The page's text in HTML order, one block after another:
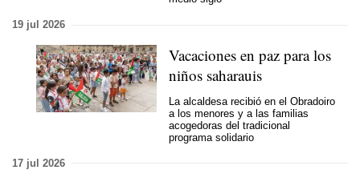
19 jul 2026
Vacaciones en paz para los
niños saharauis
La alcaldesa recibió en el Obradoiro
a los menores y a las familias
acogedoras del tradicional
programa solidario
17 jul 2026